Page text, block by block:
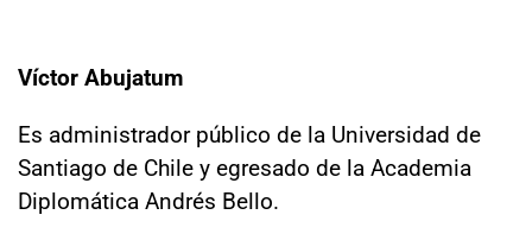
Víctor Abujatum
Es administrador público de la Universidad de
Santiago de Chile y egresado de la Academia
Diplomática Andrés Bello.